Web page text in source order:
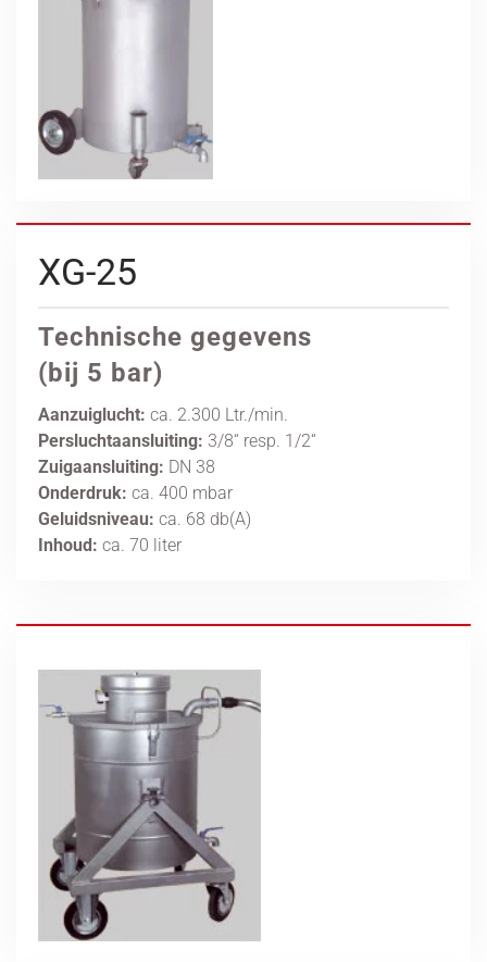
XG-25
Technische gegevens
(bij 5 bar)
Aanzuiglucht: ca. 2.300 Ltr./min.
Persluchtaansluiting: 3/8“ resp. 1/2“
Zuigaansluiting: DN 38
Onderdruk: ca. 400 mbar
Geluidsniveau: ca. 68 db(A)
Inhoud: ca. 70 liter